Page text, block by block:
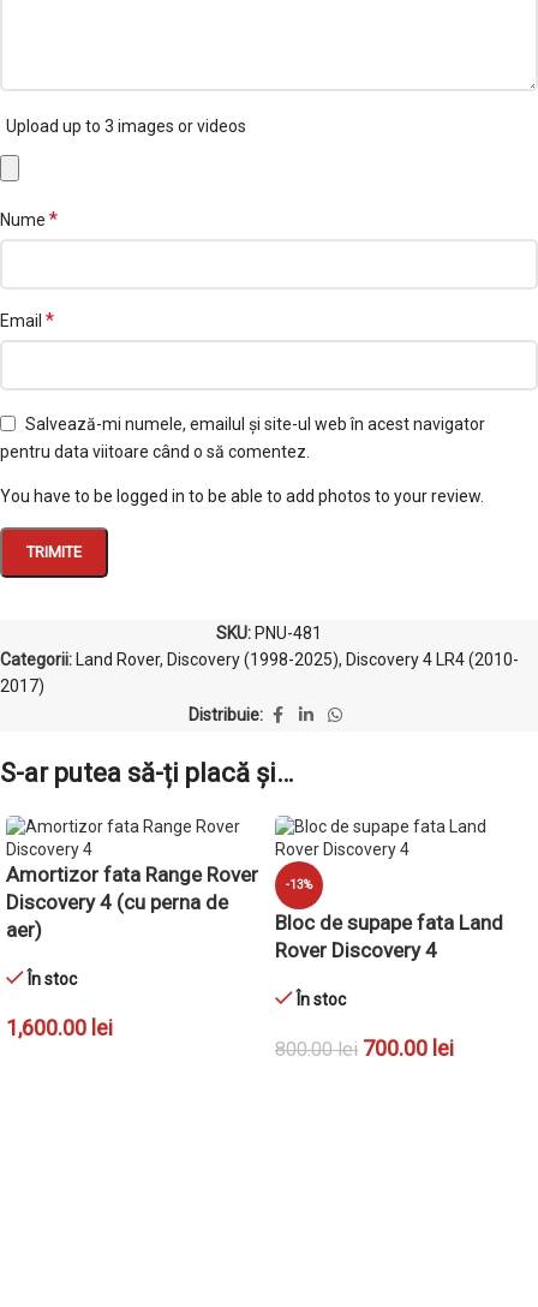
Upload up to 3 images or videos
Nume *
Email *
Salvează-mi numele, emailul și site-ul web în acest navigator
pentru data viitoare când o să comentez.
You have to be logged in to be able to add photos to your review.
SKU: PNU-481
Categorii: Land Rover, Discovery (1998-2025), Discovery 4 LR4 (2010-
2017)
Distribuie:
S-ar putea să-ți placă și…
Amortizor fata Range Rover
Discovery 4 (cu perna de
aer)
În stoc
1,600.00 lei
-13%
Bloc de supape fata Land
Rover Discovery 4
În stoc
800.00lei 700.00 lei